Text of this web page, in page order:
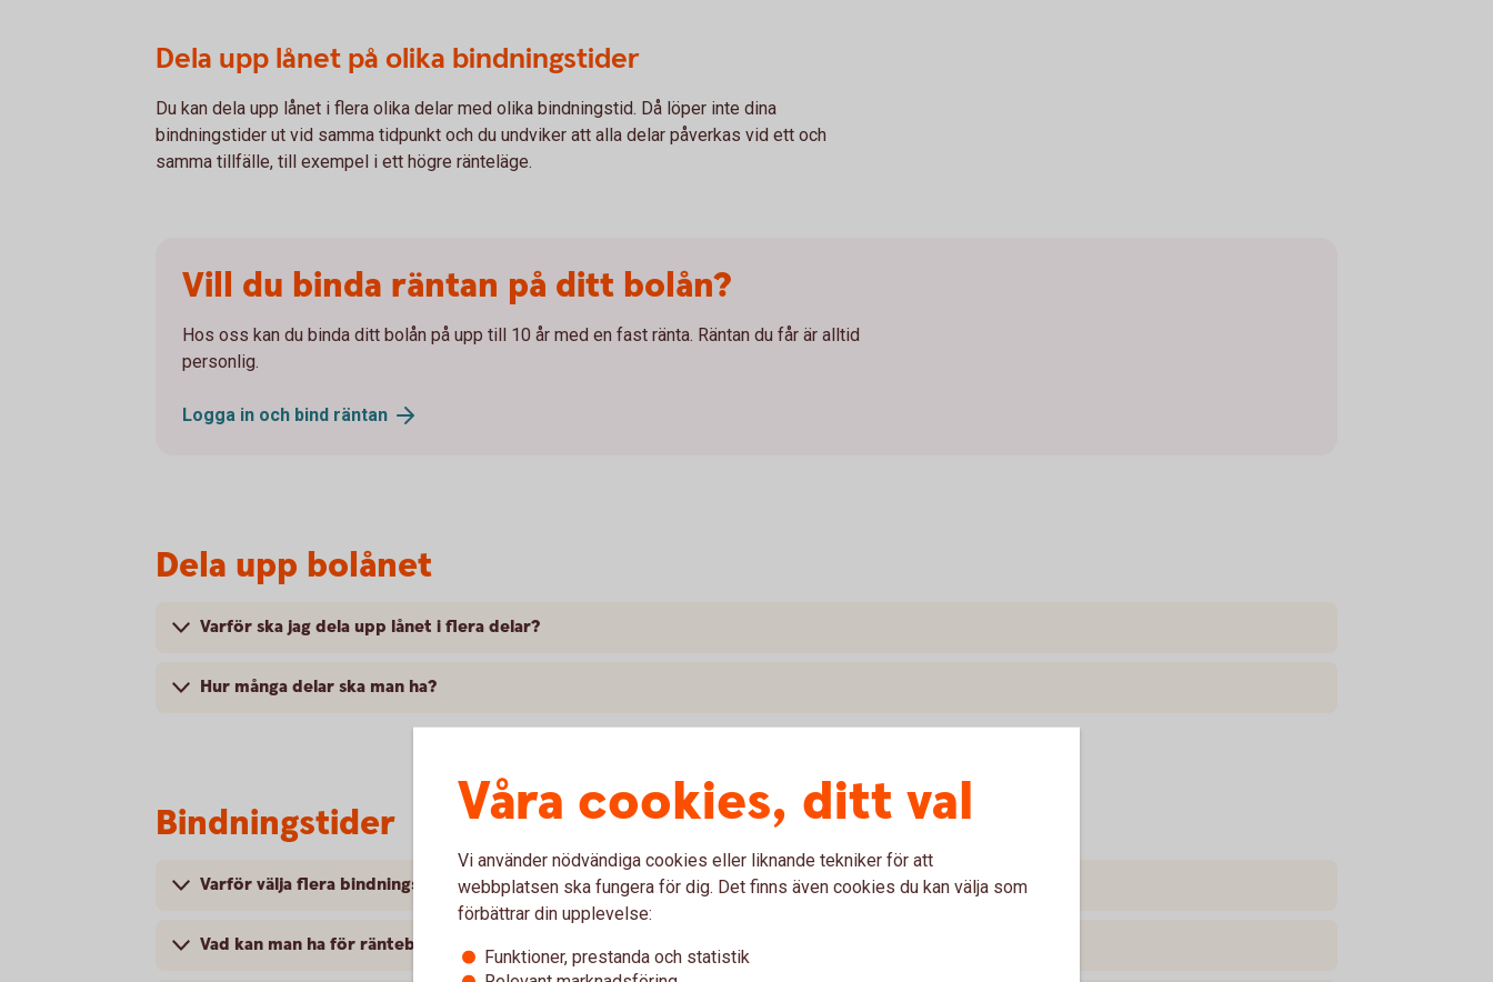
Dela upp lånet på olika bindningstider
Du kan dela upp lånet i flera olika delar med olika bindningstid. Då löper inte dina
bindningstider ut vid samma tidpunkt och du undviker att alla delar påverkas vid ett och
samma tillfälle, till exempel i ett högre ränteläge.
Vill du binda räntan på ditt bolån?
Hos oss kan du binda ditt bolån på upp till 10 år med en fast ränta. Räntan du får är alltid
personlig.
Logga in och bind räntan
Dela upp bolånet
Varför ska jag dela upp lånet i flera delar?
Hur många delar ska man ha?
Bindningstider
Varför välja flera bindningstider?
Vad kan man ha för räntebindningstider?
Våra cookies, ditt val
Vi använder nödvändiga cookies eller liknande tekniker för att
webbplatsen ska fungera för dig. Det finns även cookies du kan välja som
förbättrar din upplevelse:
Funktioner, prestanda och statistik